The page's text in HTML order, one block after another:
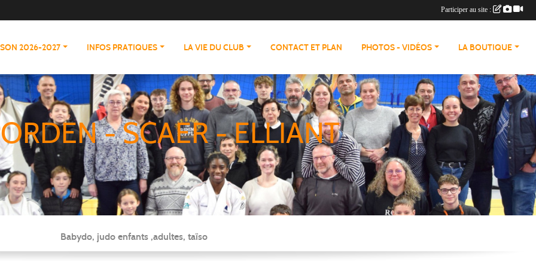
2026-2027 INFOS PRATIQUES LA VIE DU CLUB CONTACT ET PLAN PHOTOS - VIDÉOS LA BOUTIQUE
- SCAER - ELLIANT
Babydo, judo enfants ,adultes, taïso
Participer au site :